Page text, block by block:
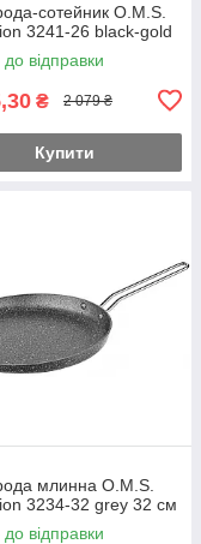
сотейник O.M.S.
3241-26 black-gold
до відправки
₴ 2 079 ₴
Купити
млинна O.M.S.
3234-32 grey 32 см
до відправки